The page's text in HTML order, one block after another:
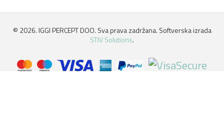
© 2026. IGGI PERCEPT DOO. Sva prava zadržana. Softverska izrada
STIV Solutions.